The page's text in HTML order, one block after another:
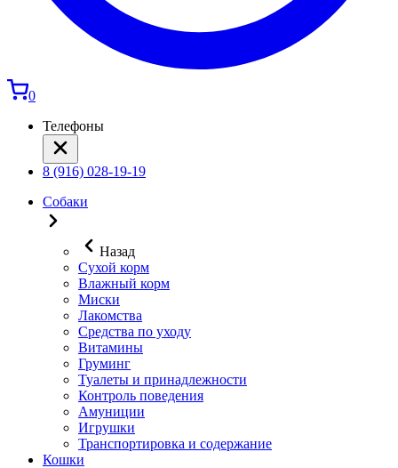
0
Телефоны
8 (916) 028-19-19
Собаки
Назад
Сухой корм
Влажный корм
Миски
Лакомства
Средства по уходу
Витамины
Груминг
Туалеты и принадлежности
Контроль поведения
Амуниции
Игрушки
Транспортировка и содержание
Кошки